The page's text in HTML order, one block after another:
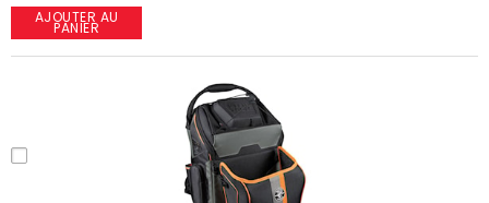
AJOUTER AU
PANIER